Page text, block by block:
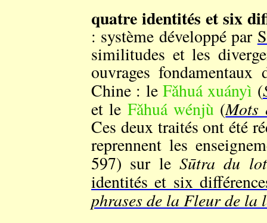
quatre identités et six
: système développé par
similitudes et les
ouvrages
Chine : le Fǎhuá xuányì (
et le Fǎhuá wénjù (Mots
Ces deux traités ont été
reprennent les
597) sur leSūtra du
identités et six
phrases de la Fleur de la